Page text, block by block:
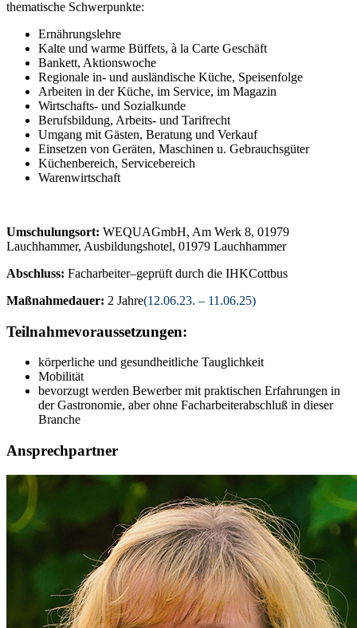
thematische Schwerpunkte:
Ernährungslehre
Kalte und warme Büffets, à la Carte Geschäft
Bankett, Aktionswoche
Regionale in- und ausländische Küche, Speisenfolge
Arbeiten in der Küche, im Service, im Magazin
Wirtschafts- und Sozialkunde
Berufsbildung, Arbeits- und Tarifrecht
Umgang mit Gästen, Beratung und Verkauf
Einsetzen von Geräten, Maschinen u. Gebrauchsgüter
Küchenbereich, Servicebereich
Warenwirtschaft
Umschulungsort: WEQUAGmbH, Am Werk 8, 01979
Lauchhammer, Ausbildungshotel, 01979 Lauchhammer
Abschluss: Facharbeiter–geprüft durch die IHKCottbus
Maßnahmedauer: 2 Jahre(12.06.23. – 11.06.25)
Teilnahmevoraussetzungen:
körperliche und gesundheitliche Tauglichkeit
Mobilität
bevorzugt werden Bewerber mit praktischen Erfahrungen in
der Gastronomie, aber ohne Facharbeiterabschluß in dieser
Branche
Ansprechpartner